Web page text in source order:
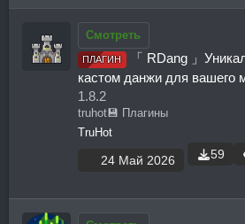
Смотреть
ПЛАГИН
「 RDang 」
кастом данжи для вашего
1.8.2
truhot💾 Плагины
TruHot
24 Май 2026 59